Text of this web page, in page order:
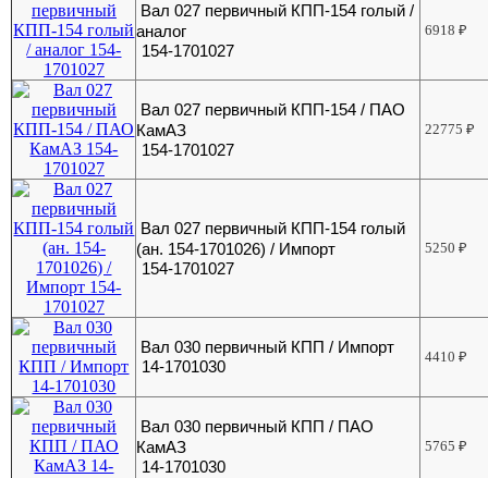
Вал 027 первичный КПП-154 голый /
аналог
154-1701027
6918₽
Вал 027 первичный КПП-154 / ПАО
КамАЗ
154-1701027
22775₽
Вал 027 первичный КПП-154 голый
(ан. 154-1701026) / Импорт
154-1701027
5250₽
Вал 030 первичный КПП / Импорт
14-1701030
4410₽
Вал 030 первичный КПП / ПАО
КамАЗ
14-1701030
5765₽